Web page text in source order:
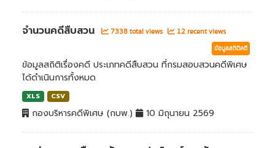
จำนวนคดีสืบสวน 7338 total views 12 recent views
ข้อมูลสถิติคดี
ข้อมูลสถิติเรื่องคดี ประเภทคดีสืบสวน ที่กรมสอบสวนคดีพิเศษ
ได้ดำเนินการทั้งหมด
XLS CSV
กองบริหารคดีพิเศษ (กบพ.) 10 มิถุนายน 2569